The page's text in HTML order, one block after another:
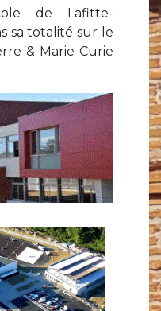
de Lafitte-
sa totalité sur le
& Marie Curie